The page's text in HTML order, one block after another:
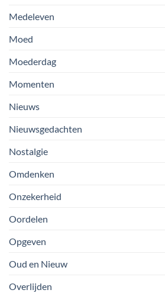
Medeleven
Moed
Moederdag
Momenten
Nieuws
Nieuwsgedachten
Nostalgie
Omdenken
Onzekerheid
Oordelen
Opgeven
Oud en Nieuw
Overlijden